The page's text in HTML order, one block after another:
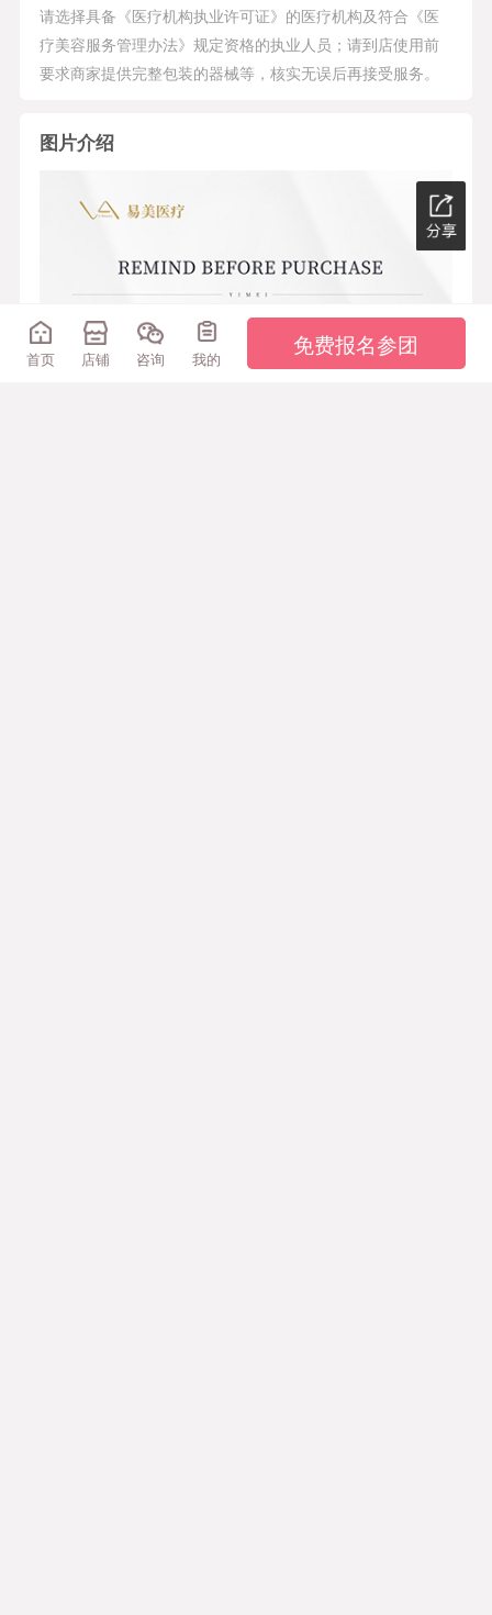
请选择具备《医疗机构执业许可证》的医疗机构及符合《医
疗美容服务管理办法》规定资格的执业人员；请到店使用前
要求商家提供完整包装的器械等，核实无误后再接受服务。
图片介绍
首页 店铺 咨询 我的
免费报名参团